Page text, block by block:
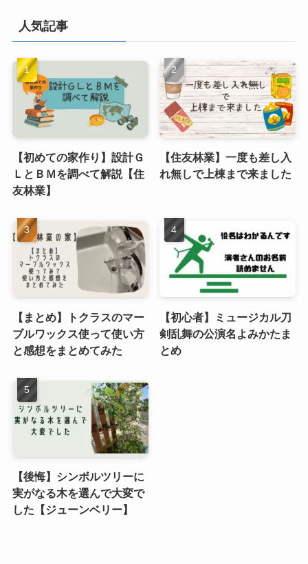
人気記事
【初めての家作り】設計Ｇ
ＬとＢＭを調べて解説【住
友林業】
【住友林業】一度も差し入
れ無しで上棟まで来ました
【まとめ】トクラスのマー
ブルワックス使って使い方
と感想をまとめてみた
【初心者】ミュージカル刀
剣乱舞の公演名よみかたま
とめ
【後悔】シンボルツリーに
実がなる木を選んで大変で
した【ジューンベリー】